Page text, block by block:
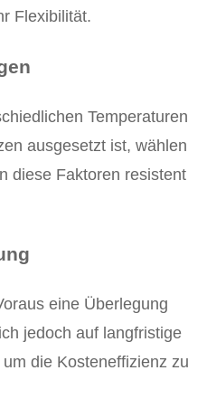
Flexibilität.
Temperaturen
ausgesetzt ist, wählen
diese Faktoren resistent
eine Überlegung
jedoch auf langfristige
die Kosteneffizienz zu